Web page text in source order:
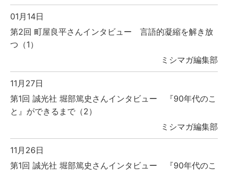
01月14日
第2回 町屋良平さんインタビュー 言語的凝縮を解き放
つ（1）
ミシマガ編集部
11月27日
第1回 誠光社 堀部篤史さんインタビュー 『90年代のこ
と』ができるまで（2）
ミシマガ編集部
11月26日
第1回 誠光社 堀部篤史さんインタビュー 『90年代のこ